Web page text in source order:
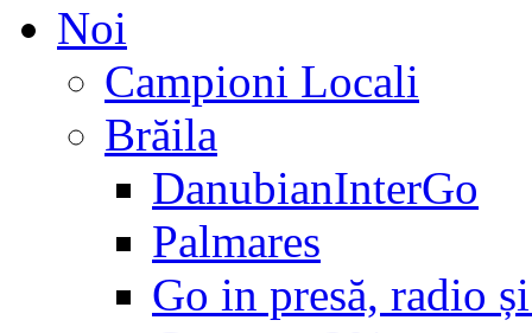
Noi
Campioni Locali
Brăila
DanubianInterGo
Palmares
Go in presă, radio